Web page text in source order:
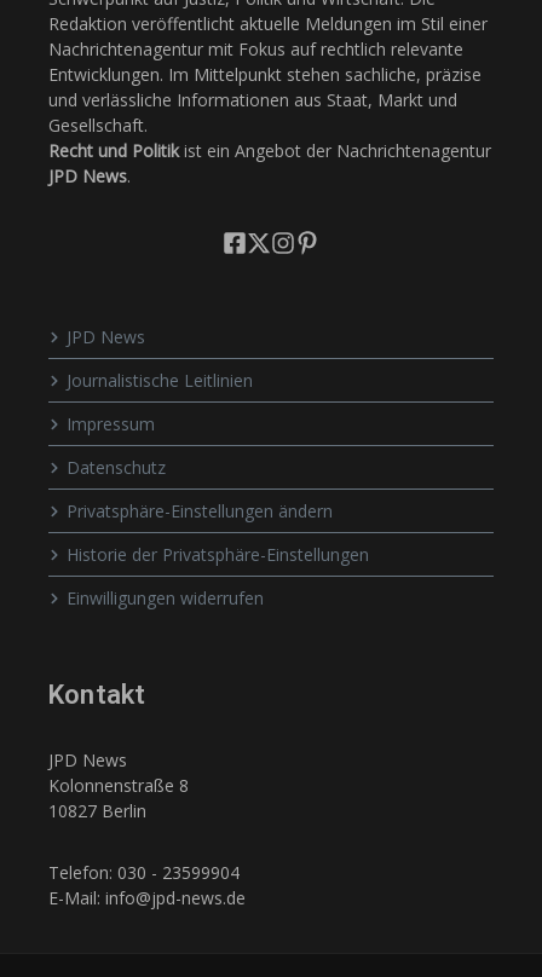
Redaktion veröffentlicht aktuelle Meldungen im Stil einer
Nachrichtenagentur mit Fokus auf rechtlich relevante
Entwicklungen. Im Mittelpunkt stehen sachliche, präzise
und verlässliche Informationen aus Staat, Markt und
Gesellschaft.
Recht und Politikist ein Angebot der Nachrichtenagentur
JPD News.
JPD News
Journalistische Leitlinien
Impressum
Datenschutz
Privatsphäre-Einstellungen ändern
Historie der Privatsphäre-Einstellungen
Einwilligungen widerrufen
Kontakt
JPD News
Kolonnenstraße 8
10827 Berlin
Telefon: 030 - 23599904
E-Mail: info@jpd-news.de